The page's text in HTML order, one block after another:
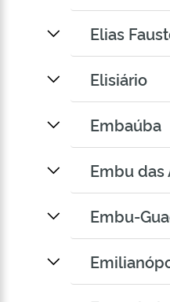
Elias
Elisiário
Embaúba
Embu das
Embu-